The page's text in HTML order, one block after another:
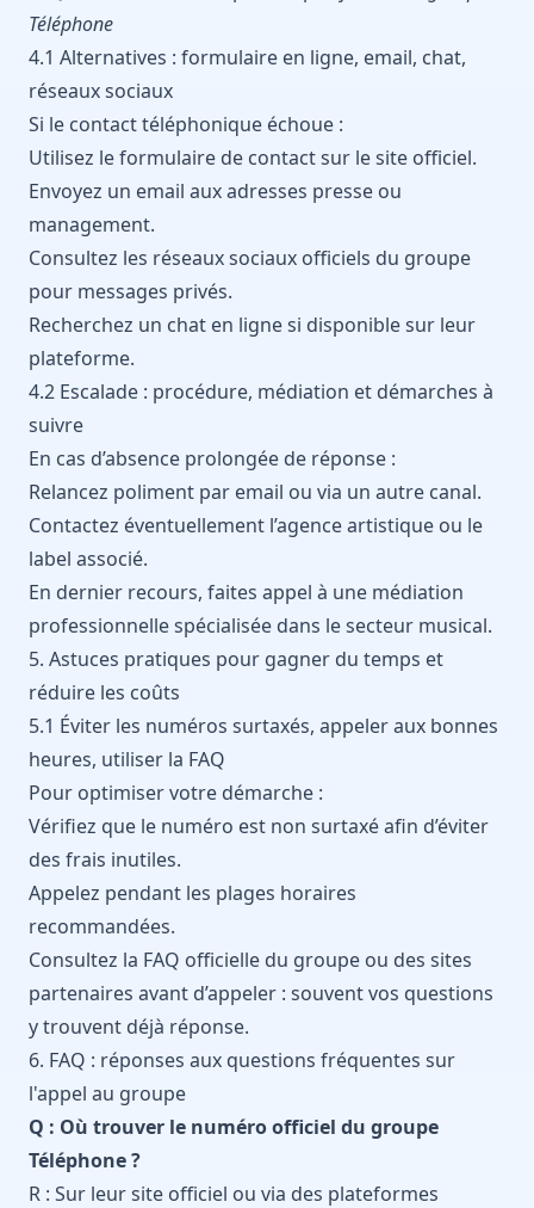
Téléphone
4.1 Alternatives : formulaire en ligne, email, chat,
réseaux sociaux
Si le contact téléphonique échoue :
Utilisez le formulaire de contact sur le site officiel.
Envoyez un email aux adresses presse ou
management.
Consultez les réseaux sociaux officiels du groupe
pour messages privés.
Recherchez un chat en ligne si disponible sur leur
plateforme.
4.2 Escalade : procédure, médiation et démarches à
suivre
En cas d’absence prolongée de réponse :
Relancez poliment par email ou via un autre canal.
Contactez éventuellement l’agence artistique ou le
label associé.
En dernier recours, faites appel à une médiation
professionnelle spécialisée dans le secteur musical.
5. Astuces pratiques pour gagner du temps et
réduire les coûts
5.1 Éviter les numéros surtaxés, appeler aux bonnes
heures, utiliser la FAQ
Pour optimiser votre démarche :
Vérifiez que le numéro est non surtaxé afin d’éviter
des frais inutiles.
Appelez pendant les plages horaires
recommandées.
Consultez la FAQ officielle du groupe ou des sites
partenaires avant d’appeler : souvent vos questions
y trouvent déjà réponse.
6. FAQ : réponses aux questions fréquentes sur
l'appel au groupe
Q : Où trouver le numéro officiel du groupe
Téléphone ?
R : Sur leur site officiel ou via des plateformes